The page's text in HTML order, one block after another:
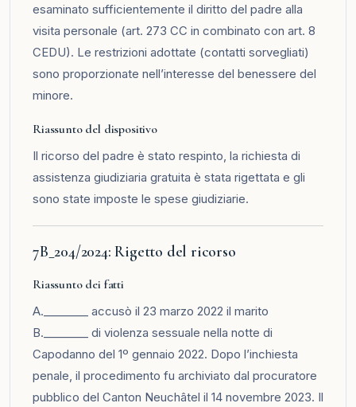
esaminato sufficientemente il diritto del padre alla
visita personale (art. 273 CC in combinato con art. 8
CEDU). Le restrizioni adottate (contatti sorvegliati)
sono proporzionate nell’interesse del benessere del
minore.
Riassunto del dispositivo
Il ricorso del padre è stato respinto, la richiesta di
assistenza giudiziaria gratuita è stata rigettata e gli
sono state imposte le spese giudiziarie.
7B_204/2024: Rigetto del ricorso
Riassunto dei fatti
A.________ accusò il 23 marzo 2022 il marito
B.________ di violenza sessuale nella notte di
Capodanno del 1º gennaio 2022. Dopo l’inchiesta
penale, il procedimento fu archiviato dal procuratore
pubblico del Canton Neuchâtel il 14 novembre 2023. Il